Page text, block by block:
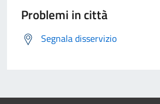
Problemi in città
Segnala disservizio